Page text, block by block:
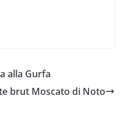
alla Gurfa
brut Moscato di Noto